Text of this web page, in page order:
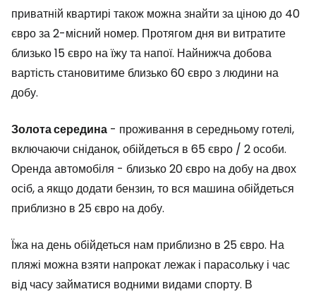
приватній квартирі також можна знайти за ціною до 40
євро за 2-місний номер. Протягом дня ви витратите
близько 15 євро на їжу та напої. Найнижча добова
вартість становитиме близько 60 євро з людини на
добу.
Золота середина - проживання в середньому готелі,
включаючи сніданок, обійдеться в 65 євро / 2 особи.
Оренда автомобіля - близько 20 євро на добу на двох
осіб, а якщо додати бензин, то вся машина обійдеться
приблизно в 25 євро на добу.
Їжа на день обійдеться нам приблизно в 25 євро. На
пляжі можна взяти напрокат лежак і парасольку і час
від часу займатися водними видами спорту. В